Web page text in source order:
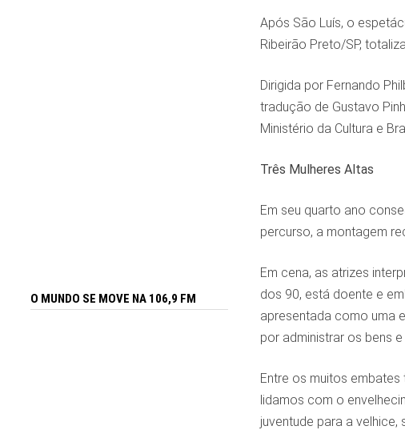
Após São Luís, o
Ribeirão Preto/SP,
Dirigida por Fernando
tradução de Gustavo
Ministério da Cultura e
Três Mulheres Altas
Em seu quarto ano
percurso, a montagem
Em cena, as atrizes
dos 90, está doente e
apresentada como uma
por administrar os bens
Entre os muitos
lidamos com o
juventude para a
O MUNDO SE MOVE NA 106,9 FM